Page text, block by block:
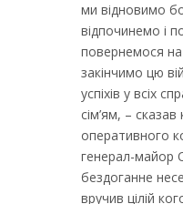
ми відновимо
відпочинемо і
повернемося на
закінчимо цю
успіхів у всіх
сім’ям, –
оперативного
генерал-майор
бездоганне
вручив цілій